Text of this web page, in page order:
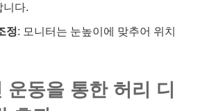
니다.
정: 모니터는 눈높이에 맞추어 위치
운동을 통한 허리 디